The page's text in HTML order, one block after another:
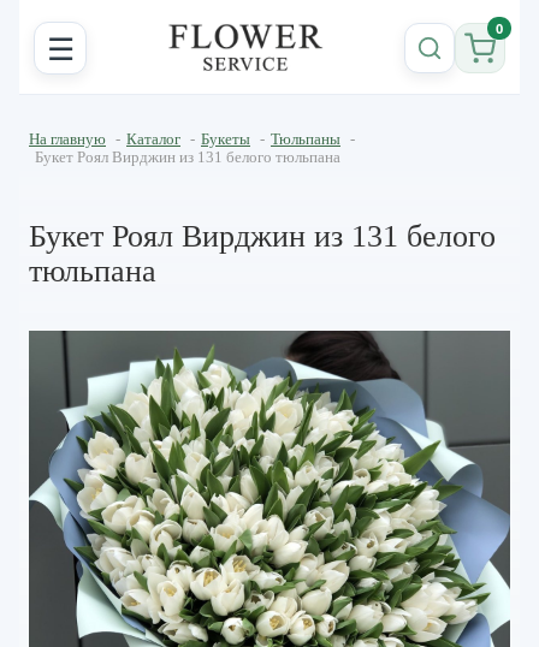
☰ 0
На главную - Каталог - Букеты - Тюльпаны -
Букет Роял Вирджин из 131 белого тюльпана
Букет Роял Вирджин из 131 белого
тюльпана